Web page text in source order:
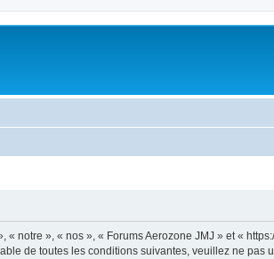
notre », « nos », « Forums Aerozone JMJ » et «
de toutes les conditions suivantes, veuillez ne